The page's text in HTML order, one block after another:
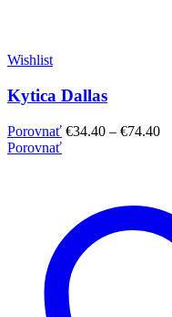
Wishlist
Kytica Dallas
Porovnať €34.40 – €74.40
Porovnať